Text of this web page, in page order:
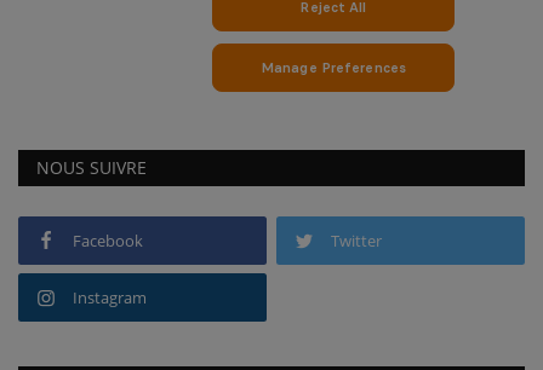
NOUS SUIVRE
Facebook Twitter
Instagram